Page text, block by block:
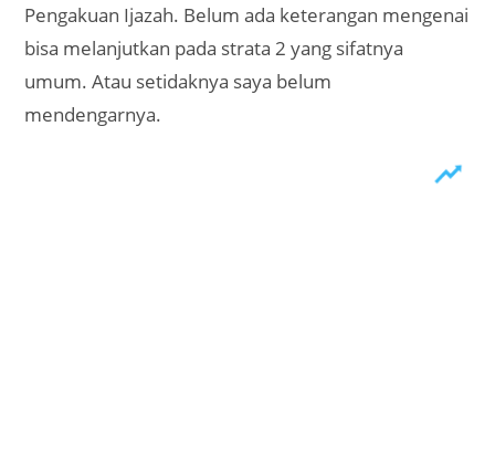
Pengakuan Ijazah. Belum ada keterangan mengenai
bisa melanjutkan pada strata 2 yang sifatnya
umum. Atau setidaknya saya belum
mendengarnya.